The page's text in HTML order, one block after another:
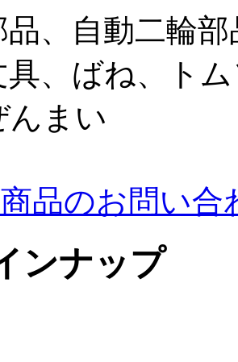
品、自動二輪
具、ばね、ト
んまい
品のお問い合
ンナップ